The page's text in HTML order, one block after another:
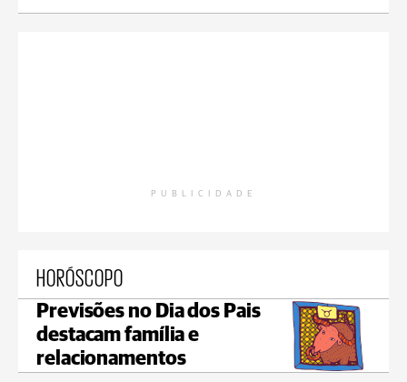
PUBLICIDADE
HORÓSCOPO
Previsões no Dia dos Pais
destacam família e
relacionamentos